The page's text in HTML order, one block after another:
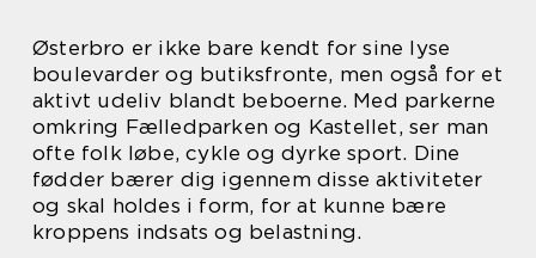
Østerbro er ikke bare kendt for sine lyse
boulevarder og butiksfronte, men også for et
aktivt udeliv blandt beboerne. Med parkerne
omkring Fælledparken og Kastellet, ser man
ofte folk løbe, cykle og dyrke sport. Dine
fødder bærer dig igennem disse aktiviteter
og skal holdes i form, for at kunne bære
kroppens indsats og belastning.